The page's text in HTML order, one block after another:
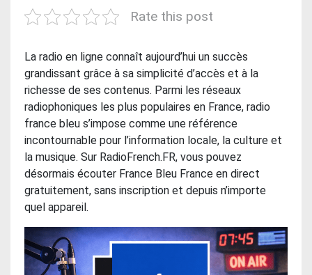
Rate this post
La radio en ligne connaît aujourd’hui un succès
grandissant grâce à sa simplicité d’accès et à la
richesse de ses contenus. Parmi les réseaux
radiophoniques les plus populaires en France, radio
france bleu s’impose comme une référence
incontournable pour l’information locale, la culture et
la musique. Sur RadioFrench.FR, vous pouvez
désormais écouter France Bleu France en direct
gratuitement, sans inscription et depuis n’importe
quel appareil.